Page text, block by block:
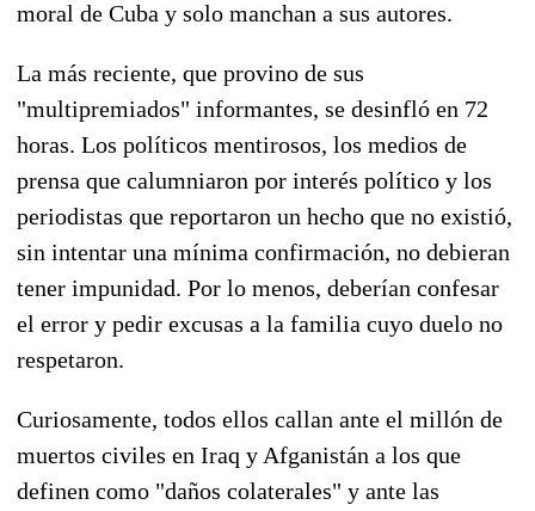
moral de Cuba y solo manchan a sus autores.
La más reciente, que provino de sus
"multipremiados" informantes, se desinfló en 72
horas. Los políticos mentirosos, los medios de
prensa que calumniaron por interés político y los
periodistas que reportaron un hecho que no existió,
sin intentar una mínima confirmación, no debieran
tener impunidad. Por lo menos, deberían confesar
el error y pedir excusas a la familia cuyo duelo no
respetaron.
Curiosamente, todos ellos callan ante el millón de
muertos civiles en Iraq y Afganistán a los que
definen como "daños colaterales" y ante las